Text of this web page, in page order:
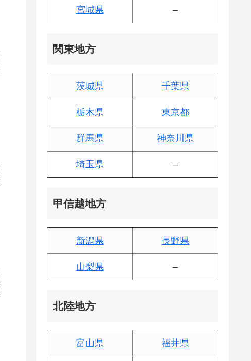
宮城県 –
関東地方
茨城県 千葉県
栃木県 東京都
群馬県 神奈川県
埼玉県 –
甲信越地方
新潟県 長野県
山梨県 –
北陸地方
富山県 福井県